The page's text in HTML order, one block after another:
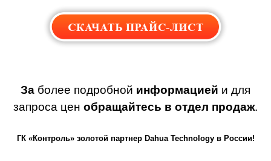
За более подробной информацией и для
запроса цен обращайтесь в отдел продаж.
ГК «Контроль» золотой партнер Dahua Technology в России!